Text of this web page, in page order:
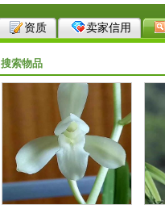
资质 卖家信用
搜索物品